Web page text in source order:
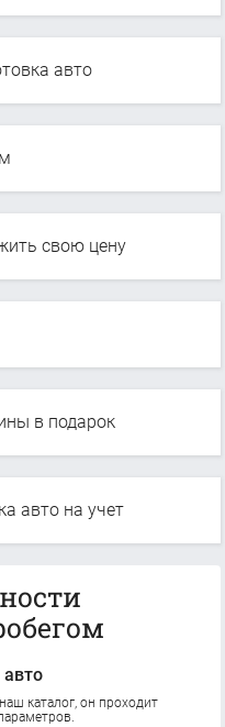
авто
свою цену
в подарок
авто на учет
авто
каталог, он проходит